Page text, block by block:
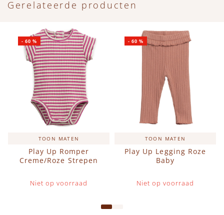
Gerelateerde producten
TOON MATEN
Play Up Romper
Creme/Roze Strepen
Niet op voorraad
-60 %
TOON MATEN
Play Up Legging Roze
Baby
Niet op voorraad
-60 %